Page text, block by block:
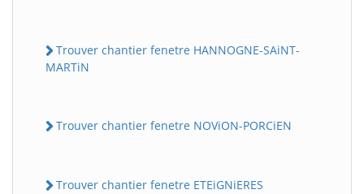
Trouver chantier fenetre HANNOGNE-SAiNT-
MARTiN
Trouver chantier fenetre NOViON-PORCiEN
Trouver chantier fenetre ETEiGNiERES